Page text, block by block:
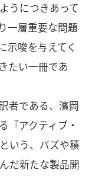
うにつきあって
一層重要な問題
示唆を与えてく
たい一冊であ
者である、濱岡
『アクティブ・
いう、バズや積
だ新たな製品開